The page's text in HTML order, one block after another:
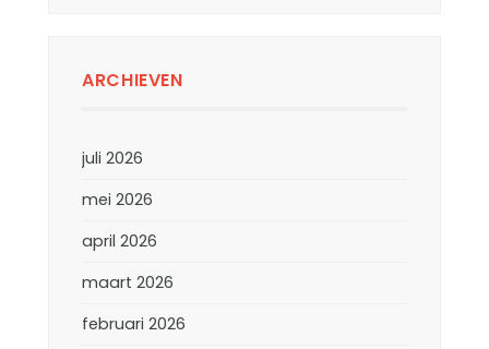
ARCHIEVEN
juli 2026
mei 2026
april 2026
maart 2026
februari 2026